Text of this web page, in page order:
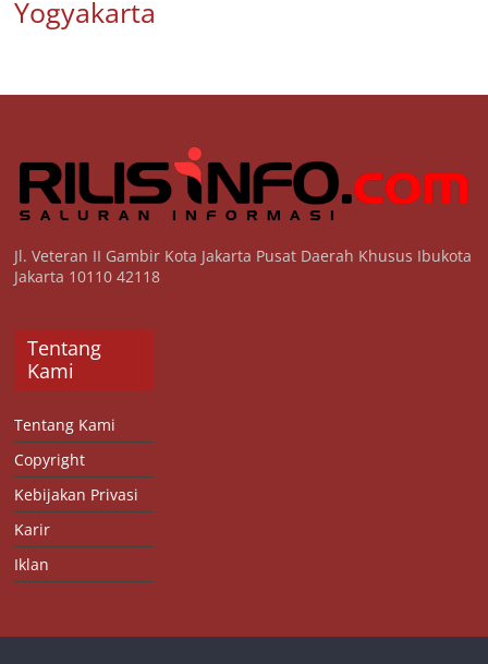
Yogyakarta
Jl. Veteran II Gambir Kota Jakarta Pusat Daerah Khusus Ibukota
Jakarta 10110 42118
Tentang
Kami
Tentang Kami
Copyright
Kebijakan Privasi
Karir
Iklan